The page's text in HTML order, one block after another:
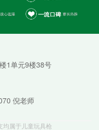
1单元9楼38号
倪老师
均属于儿童玩具枪